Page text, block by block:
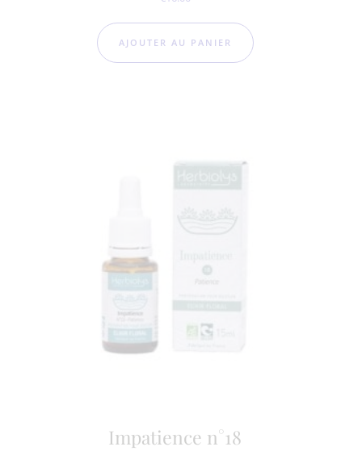
AJOUTER AU PANIER
Impatience n°18